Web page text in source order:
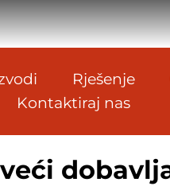
Rješenje
Kontaktiraj nas